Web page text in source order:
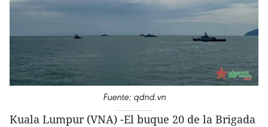
Fuente: qdnd.vn
Kuala Lumpur (VNA) -El buque 20 de la Brigada